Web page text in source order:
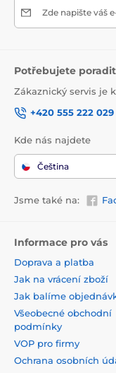
Zde napište váš
Potřebujete poradit
Zákaznický servis je
+420 555 222 029
Kde nás najdete
Čeština
Jsme také na:
Informace pro vás
Doprava a platba
Jak na vrácení zboží
Jak balíme
Všeobecné obchodní
podmínky
VOP pro firmy
Ochrana osobních